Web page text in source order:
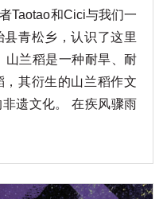
Taotao和Cici与我们一
青松乡，认识了这里
兰稻是一种耐旱、耐
其衍生的山兰稻作文
遗文化。 在疾风骤雨